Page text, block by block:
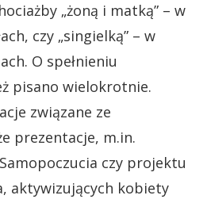
„żoną i matką” – w
czy „singielką” – w
O spełnieniu
pisano wielokrotnie.
związane ze
prezentacje, m.in.
czy projektu
aktywizujących kobiety